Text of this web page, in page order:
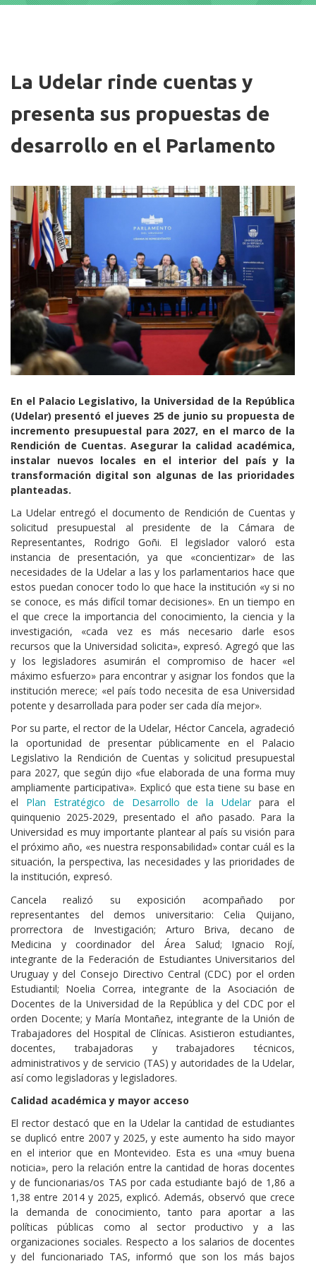
La Udelar rinde cuentas y
presenta sus propuestas de
desarrollo en el Parlamento
Cuerpo
En el Palacio Legislativo, la Universidad de la República
(Udelar) presentó el jueves 25 de junio su propuesta de
incremento presupuestal para 2027, en el marco de la
Rendición de Cuentas. Asegurar la calidad académica,
instalar nuevos locales en el interior del país y la
transformación digital son algunas de las prioridades
planteadas.
La Udelar entregó el documento de Rendición de Cuentas y
solicitud presupuestal al presidente de la Cámara de
Representantes, Rodrigo Goñi. El legislador valoró esta
instancia de presentación, ya que «concientizar» de las
necesidades de la Udelar a las y los parlamentarios hace que
estos puedan conocer todo lo que hace la institución «y si no
se conoce, es más difícil tomar decisiones». En un tiempo en
el que crece la importancia del conocimiento, la ciencia y la
investigación, «cada vez es más necesario darle esos
recursos que la Universidad solicita», expresó. Agregó que las
y los legisladores asumirán el compromiso de hacer «el
máximo esfuerzo» para encontrar y asignar los fondos que la
institución merece; «el país todo necesita de esa Universidad
potente y desarrollada para poder ser cada día mejor».
Por su parte, el rector de la Udelar, Héctor Cancela, agradeció
la oportunidad de presentar públicamente en el Palacio
Legislativo la Rendición de Cuentas y solicitud presupuestal
para 2027, que según dijo «fue elaborada de una forma muy
ampliamente participativa». Explicó que esta tiene su base en
el Plan Estratégico de Desarrollo de la Udelarpara el
quinquenio 2025-2029, presentado el año pasado. Para la
Universidad es muy importante plantear al país su visión para
el próximo año, «es nuestra responsabilidad» contar cuál es la
situación, la perspectiva, las necesidades y las prioridades de
la institución, expresó.
Cancela realizó su exposición acompañado por
representantes del demos universitario: Celia Quijano,
prorrectora de Investigación; Arturo Briva, decano de
Medicina y coordinador del Área Salud; Ignacio Rojí,
integrante de la Federación de Estudiantes Universitarios del
Uruguay y del Consejo Directivo Central (CDC) por el orden
Estudiantil; Noelia Correa, integrante de la Asociación de
Docentes de la Universidad de la República y del CDC por el
orden Docente; y María Montañez, integrante de la Unión de
Trabajadores del Hospital de Clínicas. Asistieron estudiantes,
docentes, trabajadoras y trabajadores técnicos,
administrativos y de servicio (TAS) y autoridades de la Udelar,
así como legisladoras y legisladores.
Calidad académica y mayor acceso
El rector destacó que en la Udelar la cantidad de estudiantes
se duplicó entre 2007 y 2025, y este aumento ha sido mayor
en el interior que en Montevideo. Esta es una «muy buena
noticia», pero la relación entre la cantidad de horas docentes
y de funcionarias/os TAS por cada estudiante bajó de 1,86 a
1,38 entre 2014 y 2025, explicó. Además, observó que crece
la demanda de conocimiento, tanto para aportar a las
políticas públicas como al sector productivo y a las
organizaciones sociales. Respecto a los salarios de docentes
y del funcionariado TAS, informó que son los más bajos